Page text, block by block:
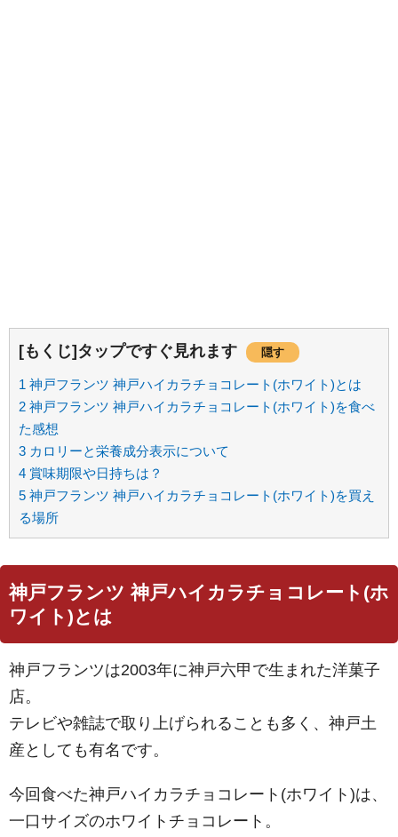
[もくじ]タップですぐ見れます 隠す
1 神戸フランツ 神戸ハイカラチョコレート(ホワイト)とは
2 神戸フランツ 神戸ハイカラチョコレート(ホワイト)を食べ
た感想
3 カロリーと栄養成分表示について
4 賞味期限や日持ちは？
5 神戸フランツ 神戸ハイカラチョコレート(ホワイト)を買え
る場所
神戸フランツ 神戸ハイカラチョコレート(ホ
ワイト)とは
神戸フランツは2003年に神戸六甲で生まれた洋菓子
店。
テレビや雑誌で取り上げられることも多く、神戸土
産としても有名です。
今回食べた神戸ハイカラチョコレート(ホワイト)は、
一口サイズのホワイトチョコレート。